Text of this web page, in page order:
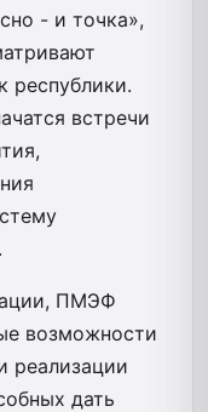
- и точка»,
республики.
встречи
ПМЭФ
возможности
реализации
дать